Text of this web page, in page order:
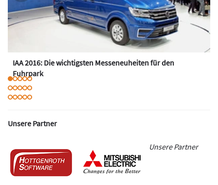
IAA 2016: Die wichtigsten Messeneuheiten für den
Fuhrpark
Unsere Partner
Unsere Partner